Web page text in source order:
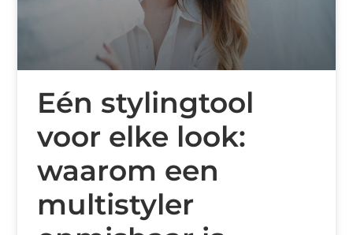
Eén stylingtool
voor elke look:
waarom een
multistyler